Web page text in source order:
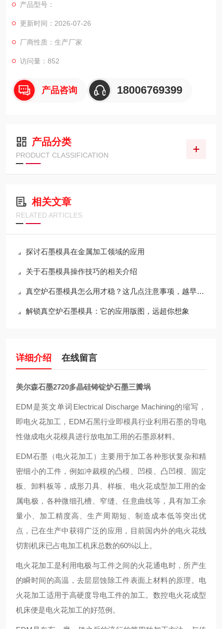
产品型号：
更新时间：2026-07-26
厂商性质：生产厂家
访问量：852
产品咨询 18006769399
产品分类
PRODUCT CLASSIFICATION
相关文章
RELATED ARTICLES
探讨石墨模具在金属加工领域的应用
关于石墨模具操作技巧的相关介绍
真空炉石墨模具怎么用才稳？这几点注意事项，越早知道越省心
解锁真空炉石墨模具：它的应用版图，远超你想象
详细介绍 在线留言
美尔森石墨2720多晶硅铸锭炉石墨三瓣埚
EDM是英文单词Electrical Discharge Machining的缩写，
即电火花加工，EDM石黑行业即模具行业利用石墨的导电
性做成电火花模具进行放电加工用的石墨原材料。
EDM石墨（电火花加工）主要用于加工各种形状复杂和精
密细小的工件，例如冲裁模的凸模、凹模、凸凹模、固定
板、卸料板等，成形刀具、样板、电火花成型加工用的金
属电极，各种微细孔槽、窄缝、任意曲线等，具有加工余
量小、加工精度高、生产周期短、制造成本低等突出优
点，已在生产中获得广泛的应用，目前国内外的电火花线
切割机床已占电加工机床总数的60%以上。
电火花加工是利用电极与工件之间的火花通电时，所产生
的瞬时间的高温，去层层蚀除工件表面上材料的原理。电
火花加工适用于高硬度导电工件的加工。数控电火花成型
机床便是电火花加工的好范例。